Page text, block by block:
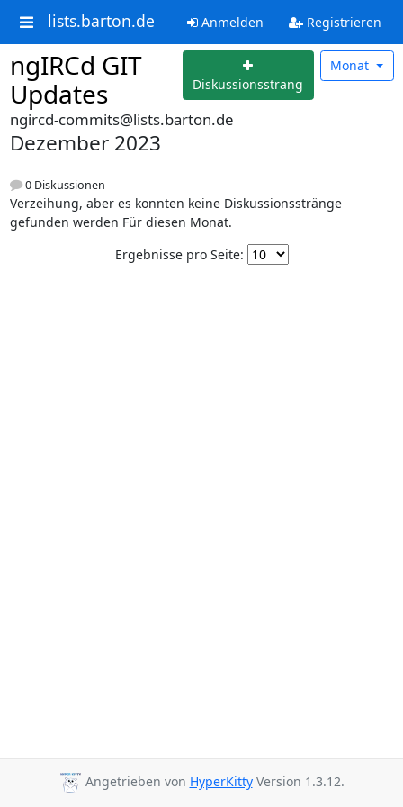
lists.barton.de Anmelden Registrieren
ngIRCd GIT
Updates
Diskussionsstrang
Monat
ngircd-commits@lists.barton.de
Dezember 2023
0 Diskussionen
Verzeihung, aber es konnten keine Diskussionsstränge
gefunden werden Für diesen Monat.
Ergebnisse pro Seite:
Angetrieben von HyperKittyVersion 1.3.12.